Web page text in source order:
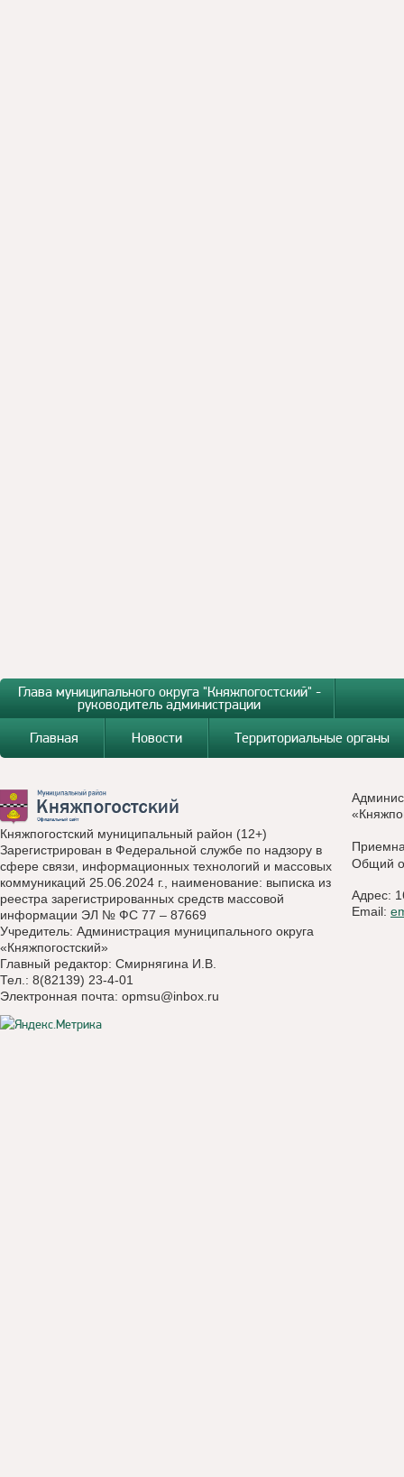
Глава муниципального округа "Княжпогостский" -
руководитель администрации
Главная
Новости Территориальные органы
Княжпогостский муниципальный район (12+)
Зарегистрирован в Федеральной службе по надзору в
сфере связи, информационных технологий и массовых
коммуникаций 25.06.2024 г., наименование: выписка из
реестра зарегистрированных средств массовой
информации ЭЛ № ФС 77 – 87669
Учредитель: Администрация муниципального округа
«Княжпогостский»
Главный редактор: Смирнягина И.В.
Тел.: 8(82139) 23-4-01
Электронная почта: opmsu@inbox.ru
Общий
Адрес:
Email: